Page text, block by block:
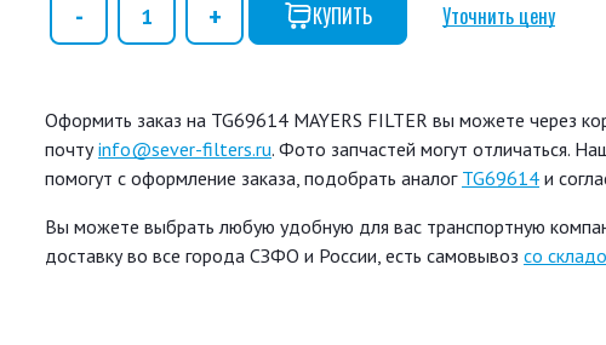
КУПИТЬ Уточнить цену
Оформить заказ на TG69614 MAYERS FILTER вы можете через
почтуinfo@sever-filters.ru. Фото запчастей могут отличаться.
помогут с оформление заказа, подобрать аналог TG69614 и
Вы можете выбрать любую удобную для вас транспортную
доставку во все города СЗФО и России, есть самовывоз со